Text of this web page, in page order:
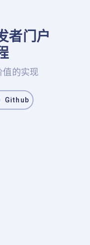
者门户
值的实现
Github